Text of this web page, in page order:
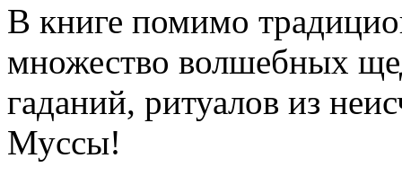
В книге помимо
множество волшебных
гаданий, ритуалов из
Муссы!